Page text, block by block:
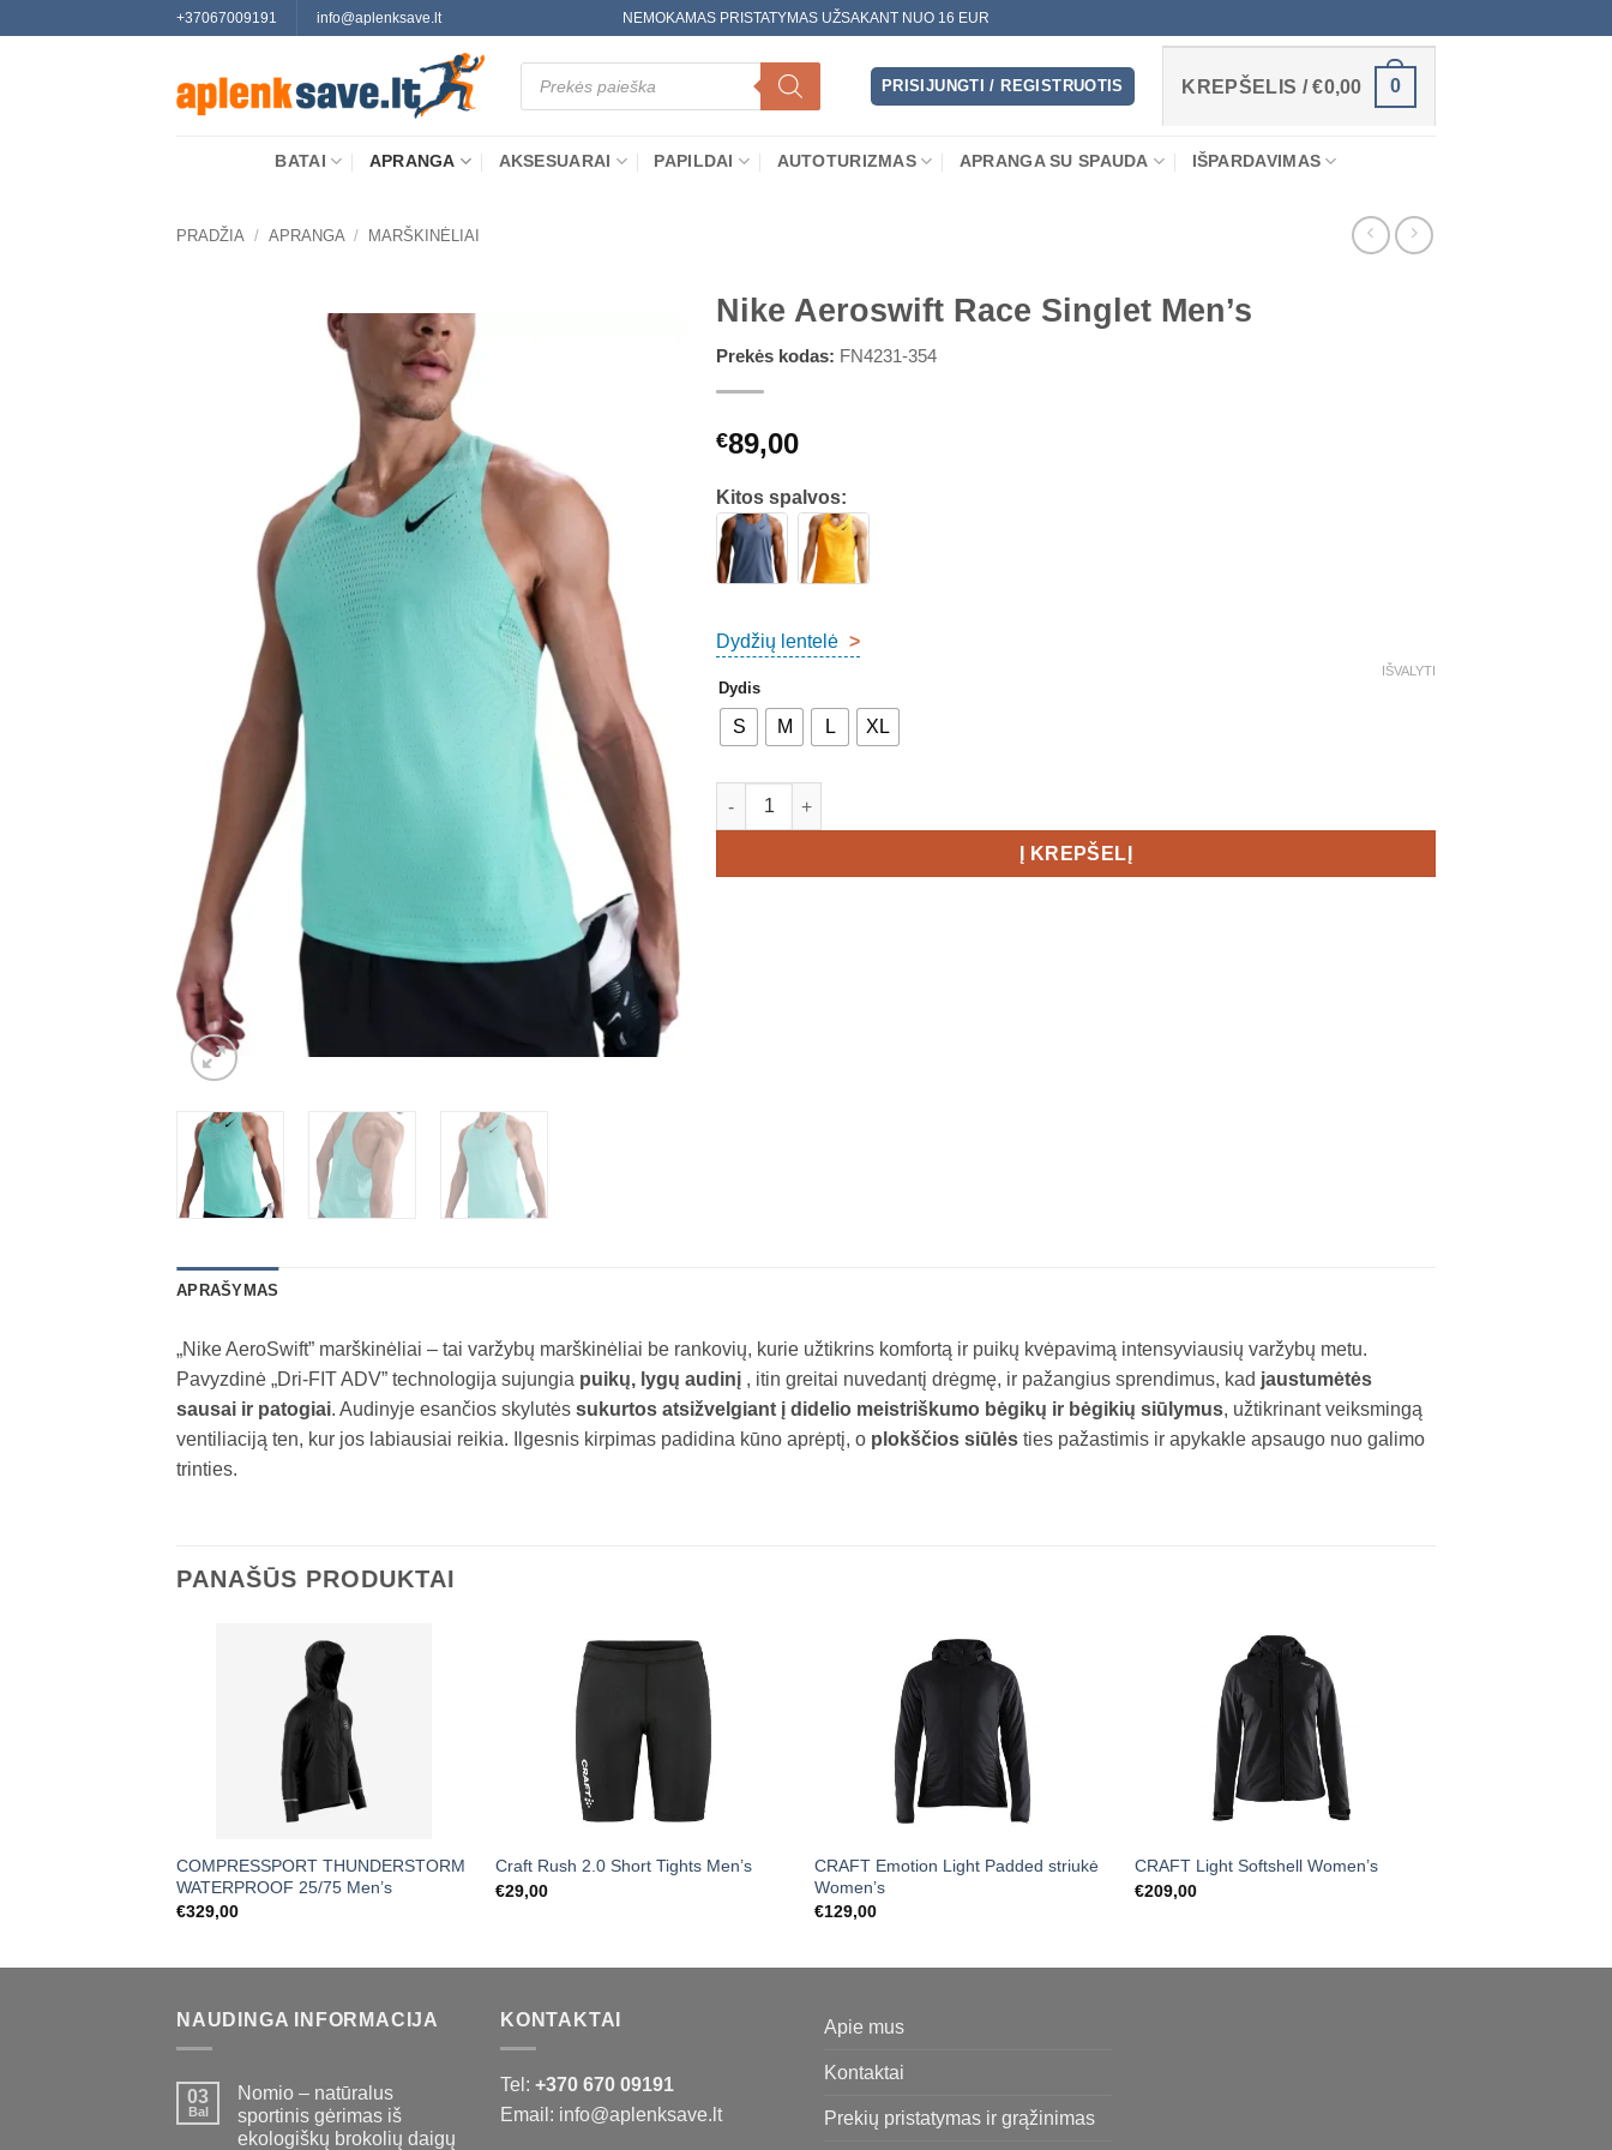
+37067009191 info@aplenksave.lt NEMOKAMAS PRISTATYMAS UŽSAKANT NUO 16 EUR
Products
search
PRISIJUNGTI / REGISTRUOTIS KREPŠELIS /€0,00 0
BATAI APRANGA AKSESUARAI PAPILDAI AUTOTURIZMAS APRANGA SU SPAUDA IŠPARDAVIMAS
PRADŽIA / APRANGA / MARŠKINĖLIAI
Nike Aeroswift Race Singlet Men’s
Prekės kodas: FN4231-354
€89,00
Kitos spalvos:
Dydžių lentelė >
Dydis
S M L XL
IŠVALYTI
produkto kiekis: Nike Aeroswift Race Singlet Men's
Į KREPŠELĮ
APRAŠYMAS
„Nike AeroSwift” marškinėliai – tai varžybų marškinėliai be rankovių, kurie užtikrins komfortą ir puikų kvėpavimą intensyviausių varžybų metu.
Pavyzdinė „Dri-FIT ADV” technologija sujungia puikų, lygų audinį , itin greitai nuvedantį drėgmę, ir pažangius sprendimus, kad jaustumėtės
sausai ir patogiai. Audinyje esančios skylutės sukurtos atsižvelgiant į didelio meistriškumo bėgikų ir bėgikių siūlymus, užtikrinant veiksmingą
ventiliaciją ten, kur jos labiausiai reikia. Ilgesnis kirpimas padidina kūno aprėptį, o plokščios siūlės ties pažastimis ir apykakle apsaugo nuo galimo
trinties.
PANAŠŪS PRODUKTAI
COMPRESSPORT THUNDERSTORM
WATERPROOF 25/75 Men’s
€329,00
Craft Rush 2.0 Short Tights Men’s
€29,00
CRAFT Emotion Light Padded striukė
Women’s
€129,00
CRAFT Light Softshell Women’s
€209,00
NAUDINGA INFORMACIJA
03
Bal
Nomio – natūralus
sportinis gėrimas iš
ekologiškų brokolių daigų
KONTAKTAI
Tel: +370 670 09191
Email: info@aplenksave.lt
Apie mus
Kontaktai
Prekių pristatymas ir grąžinimas